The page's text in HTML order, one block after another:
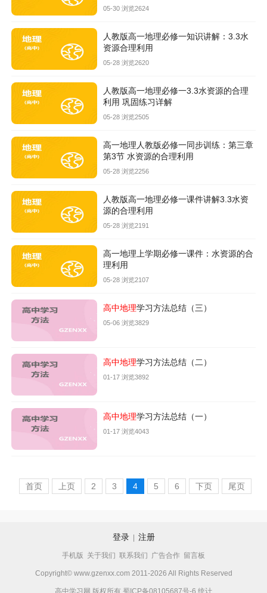
05-30 浏览2624
人教版高一地理必修一知识讲解：3.3水
资源合理利用
05-28 浏览2620
人教版高一地理必修一3.3水资源的合理
利用 巩固练习详解
05-28 浏览2505
高一地理人教版必修一同步训练：第三章
第3节 水资源的合理利用
05-28 浏览2256
人教版高一地理必修一课件讲解3.3水资
源的合理利用
05-28 浏览2191
高一地理上学期必修一课件：水资源的合
理利用
05-28 浏览2107
高中地理学习方法总结（三）
05-06 浏览3829
高中地理学习方法总结（二）
01-17 浏览3892
高中地理学习方法总结（一）
01-17 浏览4043
首页 上页 2 3 4 5 6 下页 尾页
登录| 注册
手机版 关于我们 联系我们 广告合作 留言板
Copyright© www.gzenxx.com 2011-2026 All Rights Reserved
高中学习网 版权所有 蜀ICP备08105687号-6 统计